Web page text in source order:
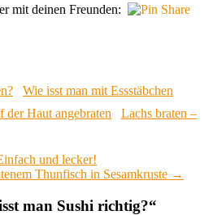
mit deinen Freunden:
Wie isst man mit Essstäbchen
Lachs braten –
und lecker!
Thunfisch in Sesamkruste →
man Sushi richtig?“